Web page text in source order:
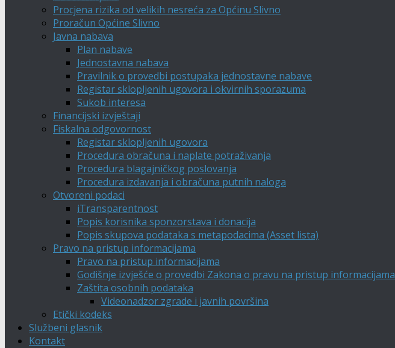
Procjena rizika od velikih nesreća za Općinu Slivno
Proračun Općine Slivno
Javna nabava
Plan nabave
Jednostavna nabava
Pravilnik o provedbi postupaka jednostavne nabave
Registar sklopljenih ugovora i okvirnih sporazuma
Sukob interesa
Financijski izvještaji
Fiskalna odgovornost
Registar sklopljenih ugovora
Procedura obračuna i naplate potraživanja
Procedura blagajničkog poslovanja
Procedura izdavanja i obračuna putnih naloga
Otvoreni podaci
iTransparentnost
Popis korisnika sponzorstava i donacija
Popis skupova podataka s metapodacima (Asset lista)
Pravo na pristup informacijama
Pravo na pristup informacijama
Godišnje izvješće o provedbi Zakona o pravu na pristup informacijama
Zaštita osobnih podataka
Videonadzor zgrade i javnih površina
Etički kodeks
Službeni glasnik
Kontakt